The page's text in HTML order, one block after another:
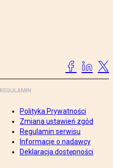
REGULAMIN
Polityka Prywatności
Zmiana ustawień zgód
Regulamin serwisu
Informacje o nadawcy
Deklaracja dostępności